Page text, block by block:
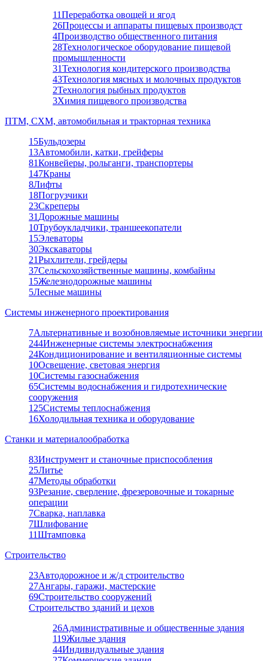
11Переработка овощей и ягод
26Процессы и аппараты пищевых производст
4Производство общественного питания
28Технологическое оборудование пищевой
промышленности
31Технология кондитерского производства
43Технология мясных и молочных продуктов
2Технология рыбных продуктов
3Химия пищевого производства
ПТМ, СХМ, автомобильная и тракторная техника
15Бульдозеры
13Автомобили, катки, грейферы
81Конвейеры, рольганги, транспортеры
147Краны
8Лифты
18Погрузчики
23Скреперы
31 Дорожные машины
10Трубоукладчики, траншеекопатели
15Элеваторы
30Экскаваторы
21Рыхлители, грейдеры
37Сельскохозяйственные машины, комбайны
15Железнодорожные машины
5Лесные машины
Системы инженерного проектирования
7Альтернативные и возобновляемые источники энергии
244Инженерные системы электроснабжения
24Кондиционирование и вентиляционные системы
10Освещение, световая энергия
10Системы газоснабжения
65Системы водоснабжения и гидротехнические
сооружения
125Системы теплоснабжения
16Холодильная техника и оборудование
Станки и материалообработка
83Инструмент и станочные приспособления
25Литье
47Методы обработки
93Резание, сверление, фрезеровочные и токарные
операции
7Сварка, наплавка
7Шлифование
11Штамповка
Строительство
23Автодорожное и ж/д строительство
27Ангары, гаражи, мастерские
69Строительство сооружений
Строительство зданий и цехов
26Административные и общественные здания
119Жилые здания
44Индивидуальные здания